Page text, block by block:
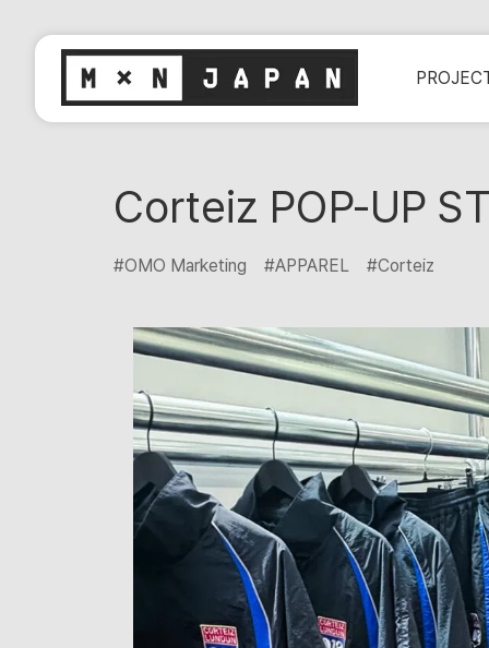
Corteiz POP-UP
#OMO Marketing #APPAREL #Corteiz